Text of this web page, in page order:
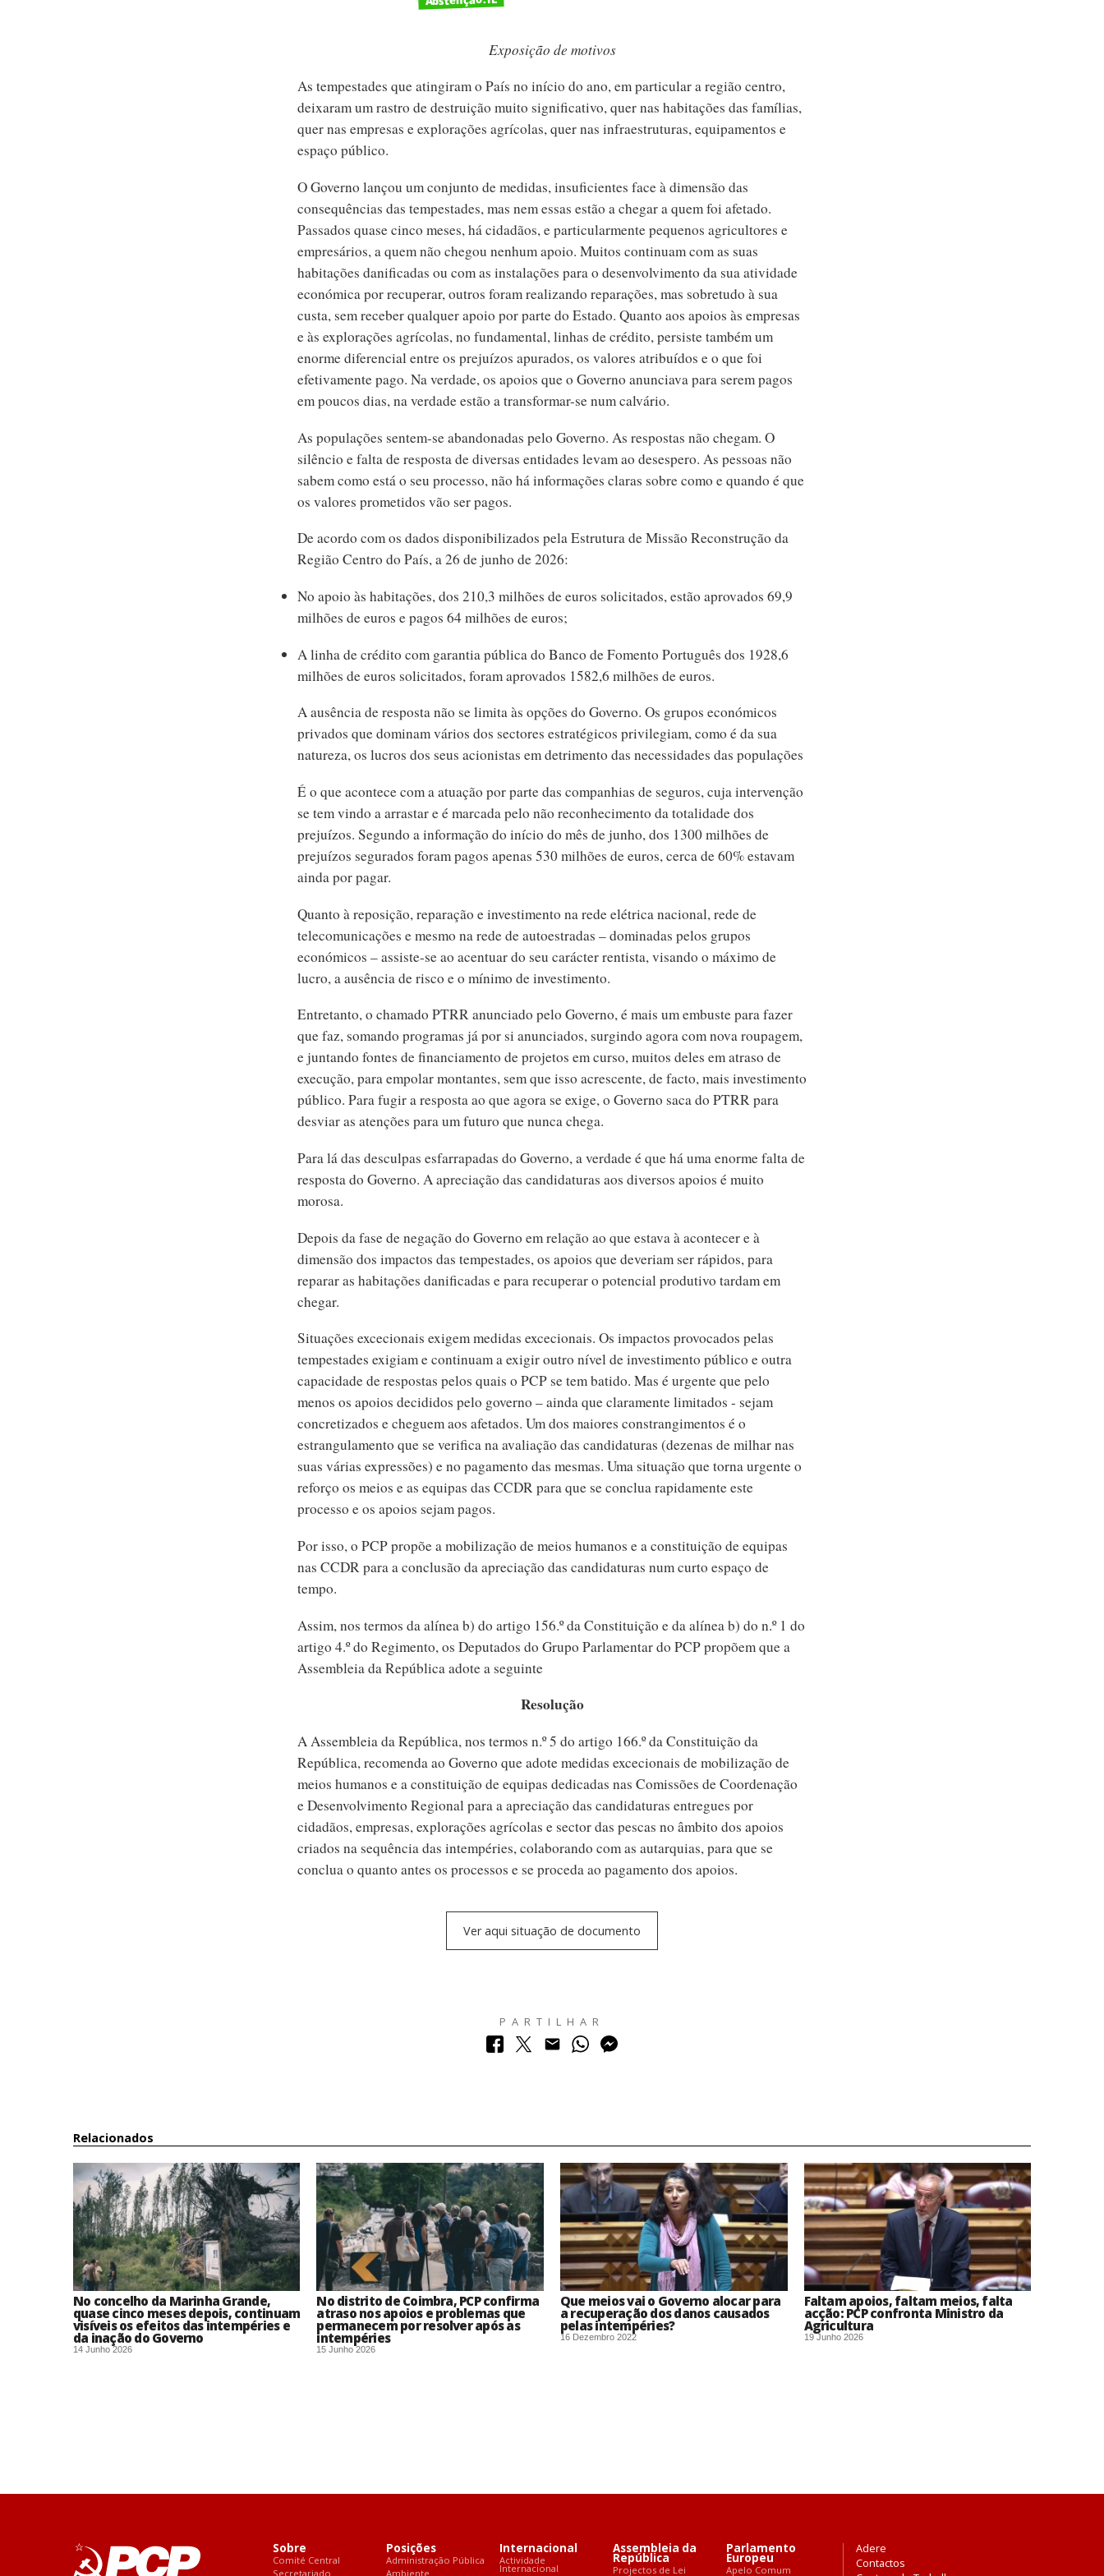
Exposição de motivos
As tempestades que atingiram o País no início do ano, em particular a região centro,
deixaram um rastro de destruição muito significativo, quer nas habitações das famílias,
quer nas empresas e explorações agrícolas, quer nas infraestruturas, equipamentos e
espaço público.
O Governo lançou um conjunto de medidas, insuficientes face à dimensão das
consequências das tempestades, mas nem essas estão a chegar a quem foi afetado.
Passados quase cinco meses, há cidadãos, e particularmente pequenos agricultores e
empresários, a quem não chegou nenhum apoio. Muitos continuam com as suas
habitações danificadas ou com as instalações para o desenvolvimento da sua atividade
económica por recuperar, outros foram realizando reparações, mas sobretudo à sua
custa, sem receber qualquer apoio por parte do Estado. Quanto aos apoios às empresas
e às explorações agrícolas, no fundamental, linhas de crédito, persiste também um
enorme diferencial entre os prejuízos apurados, os valores atribuídos e o que foi
efetivamente pago. Na verdade, os apoios que o Governo anunciava para serem pagos
em poucos dias, na verdade estão a transformar-se num calvário.
As populações sentem-se abandonadas pelo Governo. As respostas não chegam. O
silêncio e falta de resposta de diversas entidades levam ao desespero. As pessoas não
sabem como está o seu processo, não há informações claras sobre como e quando é que
os valores prometidos vão ser pagos.
De acordo com os dados disponibilizados pela Estrutura de Missão Reconstrução da
Região Centro do País, a 26 de junho de 2026:
No apoio às habitações, dos 210,3 milhões de euros solicitados, estão aprovados 69,9
milhões de euros e pagos 64 milhões de euros;
A linha de crédito com garantia pública do Banco de Fomento Português dos 1928,6
milhões de euros solicitados, foram aprovados 1582,6 milhões de euros.
A ausência de resposta não se limita às opções do Governo. Os grupos económicos
privados que dominam vários dos sectores estratégicos privilegiam, como é da sua
natureza, os lucros dos seus acionistas em detrimento das necessidades das populações
É o que acontece com a atuação por parte das companhias de seguros, cuja intervenção
se tem vindo a arrastar e é marcada pelo não reconhecimento da totalidade dos
prejuízos. Segundo a informação do início do mês de junho, dos 1300 milhões de
prejuízos segurados foram pagos apenas 530 milhões de euros, cerca de 60% estavam
ainda por pagar.
Quanto à reposição, reparação e investimento na rede elétrica nacional, rede de
telecomunicações e mesmo na rede de autoestradas – dominadas pelos grupos
económicos – assiste-se ao acentuar do seu carácter rentista, visando o máximo de
lucro, a ausência de risco e o mínimo de investimento.
Entretanto, o chamado PTRR anunciado pelo Governo, é mais um embuste para fazer
que faz, somando programas já por si anunciados, surgindo agora com nova roupagem,
e juntando fontes de financiamento de projetos em curso, muitos deles em atraso de
execução, para empolar montantes, sem que isso acrescente, de facto, mais investimento
público. Para fugir a resposta ao que agora se exige, o Governo saca do PTRR para
desviar as atenções para um futuro que nunca chega.
Para lá das desculpas esfarrapadas do Governo, a verdade é que há uma enorme falta de
resposta do Governo. A apreciação das candidaturas aos diversos apoios é muito
morosa.
Depois da fase de negação do Governo em relação ao que estava à acontecer e à
dimensão dos impactos das tempestades, os apoios que deveriam ser rápidos, para
reparar as habitações danificadas e para recuperar o potencial produtivo tardam em
chegar.
Situações excecionais exigem medidas excecionais. Os impactos provocados pelas
tempestades exigiam e continuam a exigir outro nível de investimento público e outra
capacidade de respostas pelos quais o PCP se tem batido. Mas é urgente que pelo
menos os apoios decididos pelo governo – ainda que claramente limitados - sejam
concretizados e cheguem aos afetados. Um dos maiores constrangimentos é o
estrangulamento que se verifica na avaliação das candidaturas (dezenas de milhar nas
suas várias expressões) e no pagamento das mesmas. Uma situação que torna urgente o
reforço os meios e as equipas das CCDR para que se conclua rapidamente este
processo e os apoios sejam pagos.
Por isso, o PCP propõe a mobilização de meios humanos e a constituição de equipas
nas CCDR para a conclusão da apreciação das candidaturas num curto espaço de
tempo.
Assim, nos termos da alínea b) do artigo 156.º da Constituição e da alínea b) do n.º 1 do
artigo 4.º do Regimento, os Deputados do Grupo Parlamentar do PCP propõem que a
Assembleia da República adote a seguinte
Resolução
A Assembleia da República, nos termos n.º 5 do artigo 166.º da Constituição da
República, recomenda ao Governo que adote medidas excecionais de mobilização de
meios humanos e a constituição de equipas dedicadas nas Comissões de Coordenação
e Desenvolvimento Regional para a apreciação das candidaturas entregues por
cidadãos, empresas, explorações agrícolas e sector das pescas no âmbito dos apoios
criados na sequência das intempéries, colaborando com as autarquias, para que se
conclua o quanto antes os processos e se proceda ao pagamento dos apoios.
Ver aqui situação de documento
PARTILHAR
Relacionados
No concelho da Marinha Grande,
quase cinco meses depois, continuam
visíveis os efeitos das intempéries e
da inação do Governo
14 Junho 2026
No distrito de Coimbra, PCP confirma
atraso nos apoios e problemas que
permanecem por resolver após as
intempéries
15 Junho 2026
Que meios vai o Governo alocar para
a recuperação dos danos causados
pelas intempéries?
16 Dezembro 2022
Faltam apoios, faltam meios, falta
acção: PCP confronta Ministro da
Agricultura
19 Junho 2026
Sobre
Comité Central
Secretariado
Posições
Administração Pública
Ambiente
Internacional
Actividade
Internacional
Assembleia da
República
Projectos de Lei
Parlamento
Europeu
Apelo Comum
Adere
Contactos